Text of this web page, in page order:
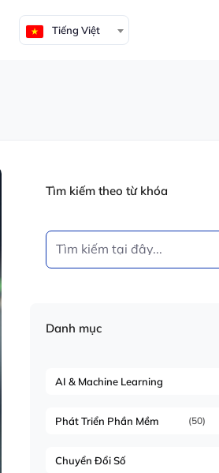
Tiếng Việt
Tìm kiếm theo từ khóa
Danh mục
AI & Machine Learning
Phát Triển Phần Mềm (50)
Chuyển Đổi Số